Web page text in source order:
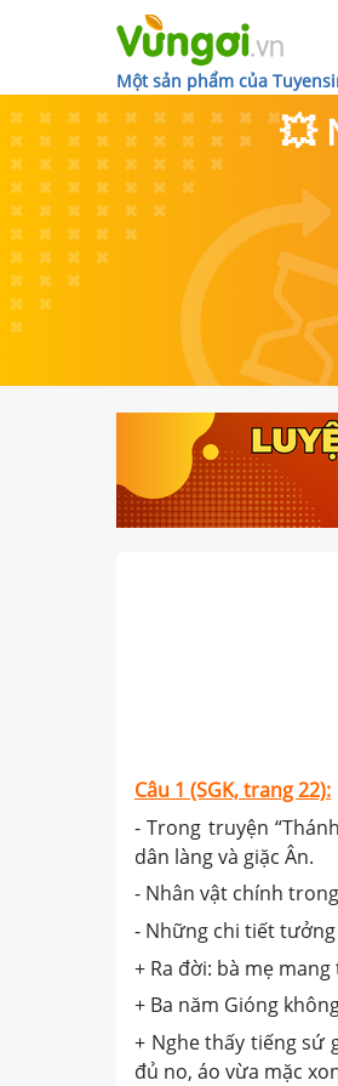
Một sản phẩm của
💥
Câu 1 (SGK, trang 22):
- Trong truyện
dân làng và giặc Ân.
- Nhân vật chính
- Những chi tiết
+ Ra đời: bà mẹ
+ Ba năm Gióng
+ Nghe thấy tiếng sứ
đủ no, áo vừa mặc